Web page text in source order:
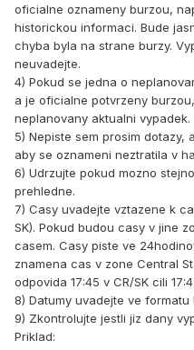
oficialne oznameny burzou,
historickou informaci. Bude
chyba byla na strane burzy.
neuvadejte.
4) Pokud se jedna o
a je oficialne potvrzeny
neplanovany aktualni vypadek.
5) Nepiste sem prosim dotazy,
aby se oznameni neztratila v
6) Udrzujte pokud mozno
prehledne.
7) Casy uvadejte vztazene k
SK). Pokud budou casy v jine
casem. Casy piste ve
znamena cas v zone Central
odpovida 17:45 v CR/SK cili
8) Datumy uvadejte ve formatu
9) Zkontrolujte jestli jiz dany
Priklad: